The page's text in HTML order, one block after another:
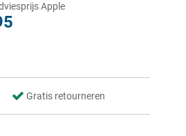
Apple
Gratis retourneren